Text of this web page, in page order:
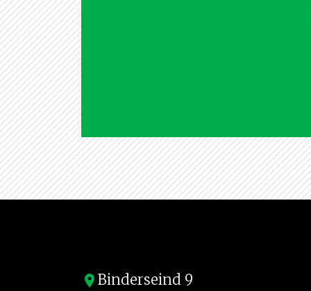
location_on Binderseind 9